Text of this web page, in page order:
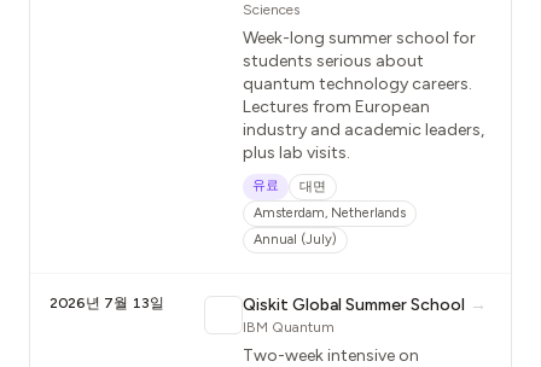
Sciences
Week-long summer school for
students serious about
quantum technology careers.
Lectures from European
industry and academic leaders,
plus lab visits.
유료
대면
Amsterdam, Netherlands
Annual (July)
2026년 7월 13일 Qiskit Global Summer School →
IBM Quantum
Two-week intensive on